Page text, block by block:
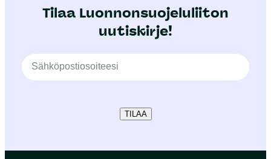
Tilaa Luonnonsuojeluliiton
uutiskirje!
TILAA